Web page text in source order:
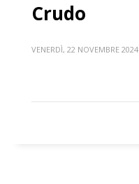
Crudo
VENERDÌ, 22 NOVEMBRE 2024